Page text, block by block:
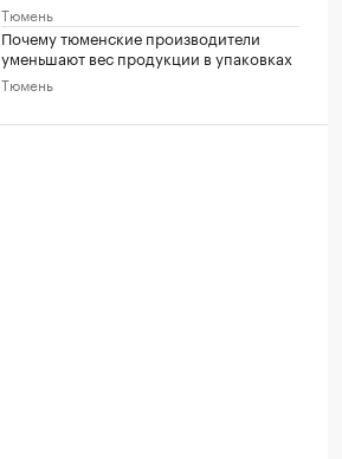
Тюмень
Почему тюменские производители
уменьшают вес продукции в упаковках
Тюмень